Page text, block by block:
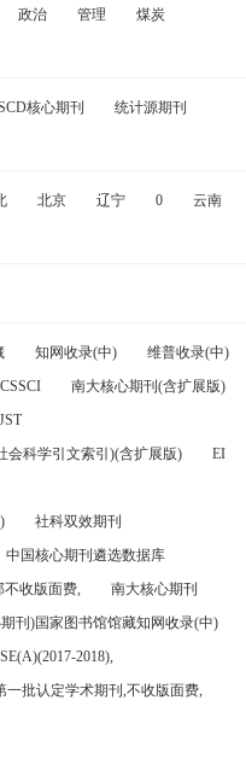
政治 管理
煤炭
核心期刊
统计源期刊
北京 辽宁 0
云南
知网收录(中)
维普收录(中)
CSSCI
南大核心期刊(含扩展版)
JST
会科学引文索引)(含扩展版)
EI
社科双效期刊
中国核心期刊遴选数据库
收版面费,
南大核心期刊
刊)国家图书馆馆藏知网收录(中)
2018),
一批认定学术期刊,不收版面费,